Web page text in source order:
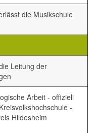
die Musikschule
Leitung der
Arbeit - offiziell
-
Hildesheim